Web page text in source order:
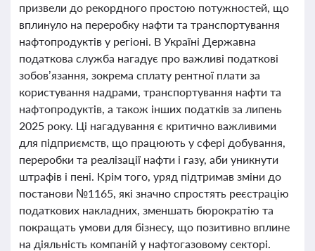
призвели до рекордного простою потужностей, що
вплинуло на переробку нафти та транспортування
нафтопродуктів у регіоні. В Україні Державна
податкова служба нагадує про важливі податкові
зобов’язання, зокрема сплату рентної плати за
користування надрами, транспортування нафти та
нафтопродуктів, а також інших податків за липень
2025 року. Ці нагадування є критично важливими
для підприємств, що працюють у сфері добування,
переробки та реалізації нафти і газу, аби уникнути
штрафів і пені. Крім того, уряд підтримав зміни до
постанови №1165, які значно спростять реєстрацію
податкових накладних, зменшать бюрократію та
покращать умови для бізнесу, що позитивно вплине
на діяльність компаній у нафтогазовому секторі.